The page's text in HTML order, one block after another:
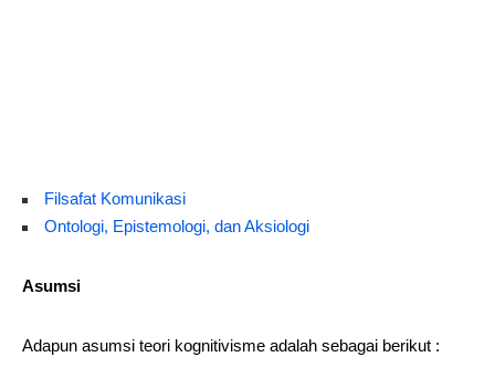
Filsafat Komunikasi
Ontologi, Epistemologi, dan Aksiologi
Asumsi
Adapun asumsi teori kognitivisme adalah sebagai berikut :